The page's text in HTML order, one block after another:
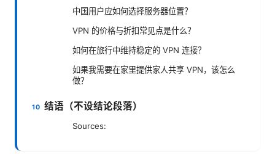
中国用户应如何选择服务器位置？
VPN 的价格与折扣常见点是什么？
如何在旅行中维持稳定的 VPN 连接？
如果我需要在家里提供家人共享 VPN，该怎么
做？
结语（不设结论段落）
Sources: